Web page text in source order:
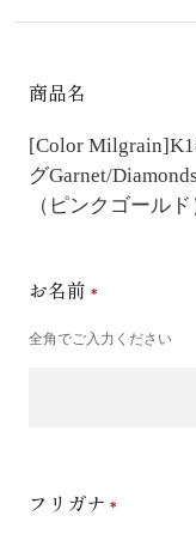
商品名
[Color
グGarnet/
（ピンクゴールド
お名前
全角でご入力ください
フリガナ